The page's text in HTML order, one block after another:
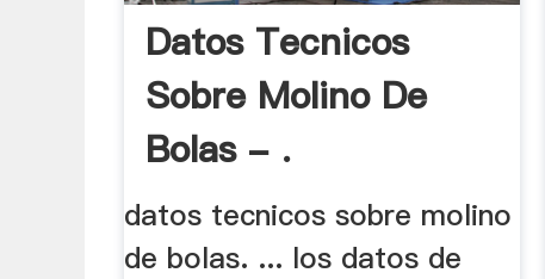
Datos Tecnicos
Sobre Molino De
Bolas - .
datos tecnicos sobre molino
de bolas. ... los datos de